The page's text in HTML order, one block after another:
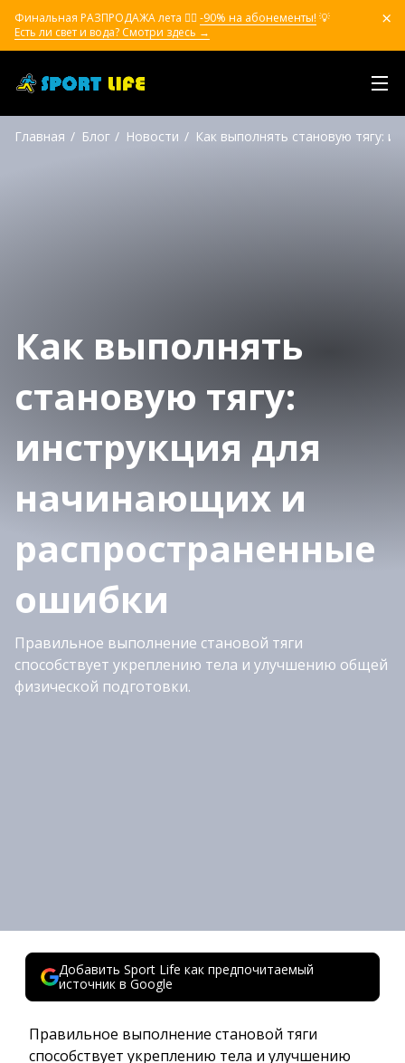
Финальная РАЗПРОДАЖА лета ❤️‍🔥 -90% на абонементы! 💡
Есть ли свет и вода? Смотри здесь →
Главная Блог Новости Как выполнять становую тягу:
Как выполнять
становую тягу:
инструкция для
начинающих и
распространенные
ошибки
Правильное выполнение становой тяги
способствует укреплению тела и улучшению общей
физической подготовки.
Добавить Sport Life как предпочитаемый
источник в Google
Правильное выполнение становой тяги
способствует укреплению тела и улучшению